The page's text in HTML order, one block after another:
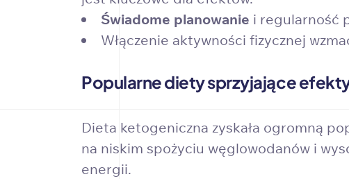
Świadome planowanie i regularność
Włączenie aktywności fizycznej
Popularne diety sprzyjające
Dieta ketogeniczna zyskała ogromną
na niskim spożyciu węglowodanów i
energii.